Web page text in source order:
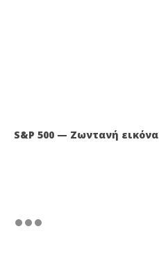
S&P 500 — Ζωντανή εικόνα